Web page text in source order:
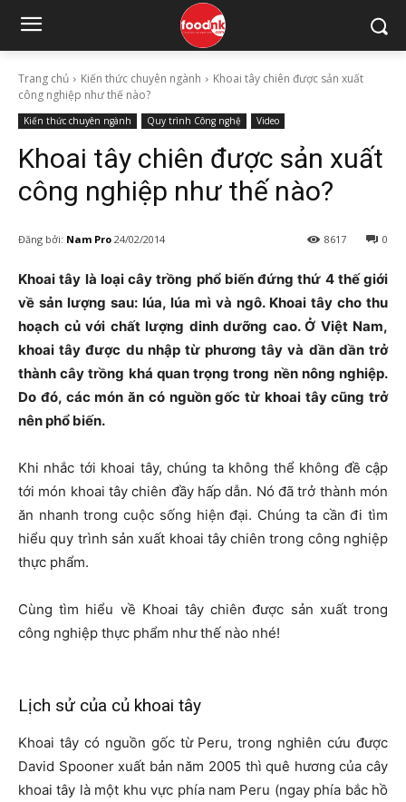
Trang chủ Kiến thức chuyên ngành
Khoai tây chiên được sản xuất
công nghiệp như thế nào?
Kiến thức chuyên ngành Quy trình Công nghệ Video
Khoai tây chiên được sản xuất
công nghiệp như thế nào?
Đăng bởi: Nam Pro 24/02/2014 0
8617
Khoai tây là loại cây trồng phổ biến đứng thứ 4 thế giới
về sản lượng sau: lúa, lúa mì và ngô. Khoai tây cho thu
hoạch củ với chất lượng dinh dưỡng cao. Ở Việt Nam,
khoai tây được du nhập từ phương tây và dần dần trở
thành cây trồng khá quan trọng trong nền nông nghiệp.
Do đó, các món ăn có nguồn gốc từ khoai tây cũng trở
nên phổ biến.
Khi nhắc tới khoai tây, chúng ta không thể không đề cập
tới món khoai tây chiên đầy hấp dẫn. Nó đã trở thành món
ăn nhanh trong cuộc sống hiện đại. Chúng ta cần đi tìm
hiểu quy trình sản xuất khoai tây chiên trong công nghiệp
thực phẩm.
Cùng tìm hiểu về Khoai tây chiên được sản xuất trong
công nghiệp thực phẩm như thế nào nhé!
Lịch sử của củ khoai tây
Khoai tây có nguồn gốc từ Peru, trong nghiên cứu được
David Spooner xuất bản năm 2005 thì quê hương của cây
khoai tây là một khu vực phía nam Peru (ngay phía bắc hồ